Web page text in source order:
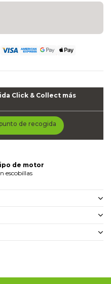
Click & Collect más
de recogida
de motor
escobillas